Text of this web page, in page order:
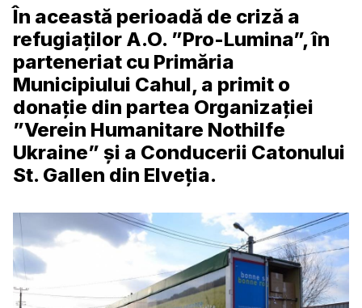
În această perioadă de criză a
refugiaților A.O. ”Pro-Lumina”, în
parteneriat cu Primăria
Municipiului Cahul, a primit o
donație din partea Organizației
”Verein Humanitare Nothilfe
Ukraine” și a Conducerii Catonului
St. Gallen din Elveția.